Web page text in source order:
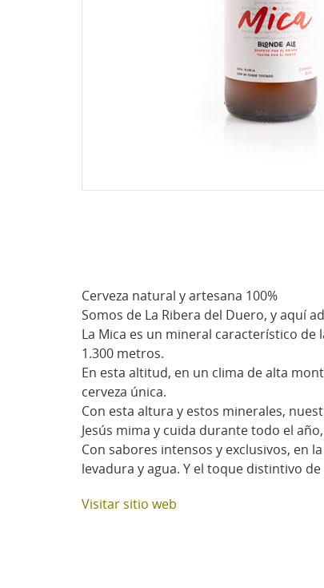
Cerveza natural y artesana 100%
Somos de La Ribera del Duero, y aquí
La Mica es un mineral característico
1.300 metros.
En esta altitud, en un clima de alta
cerveza única.
Con esta altura y estos minerales,
Jesús mima y cuida durante todo el
Con sabores intensos y exclusivos, en
levadura y agua. Y el toque distintivo
Visitar sitio web